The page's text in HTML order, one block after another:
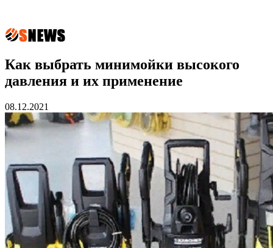
Как выбрать минимойки высокого
давления и их применение
08.12.2021